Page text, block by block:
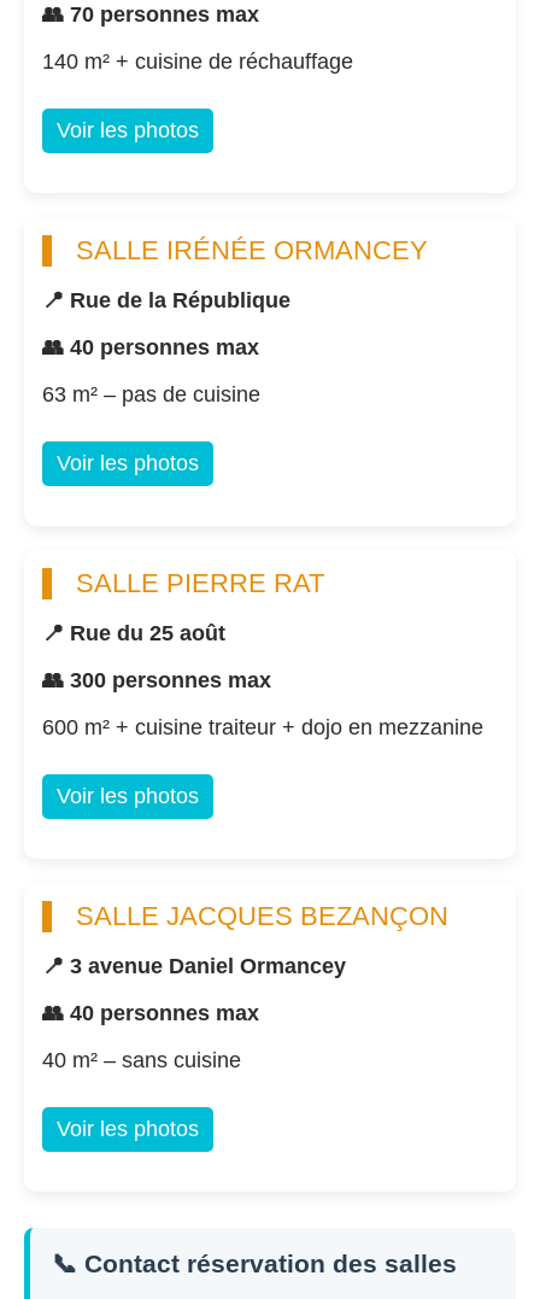
👥 70 personnes max
140 m² + cuisine de réchauffage
Voir les photos
SALLE IRÉNÉE ORMANCEY
📍 Rue de la République
👥 40 personnes max
63 m² – pas de cuisine
Voir les photos
SALLE PIERRE RAT
📍 Rue du 25 août
👥 300 personnes max
600 m² + cuisine traiteur + dojo en mezzanine
Voir les photos
SALLE JACQUES BEZANÇON
📍 3 avenue Daniel Ormancey
👥 40 personnes max
40 m² – sans cuisine
Voir les photos
📞 Contact réservation des salles